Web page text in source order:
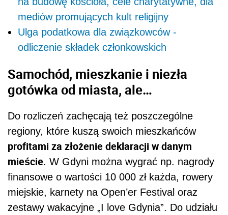
mediów promujących kult religijny
Ulga podatkowa dla związkowców -
odliczenie składek członkowskich
Samochód, mieszkanie i niezła
gotówka od miasta, ale…
Do rozliczeń zachęcają też poszczególne
regiony, które kuszą swoich mieszkańców
profitami za złożenie deklaracji w danym
mieście. W Gdyni można wygrać np. nagrody
finansowe o wartości 10 000 zł każda, rowery
miejskie, karnety na Open’er Festival oraz
zestawy wakacyjne „I love Gdynia”. Do udziału